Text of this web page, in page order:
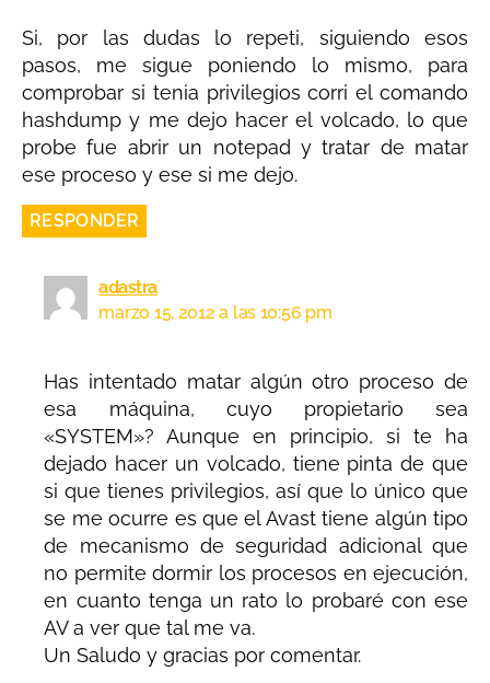
Si, por las dudas lo repeti, siguiendo esos
pasos, me sigue poniendo lo mismo, para
comprobar si tenia privilegios corri el comando
hashdump y me dejo hacer el volcado, lo que
probe fue abrir un notepad y tratar de matar
ese proceso y ese si me dejo.
RESPONDER
adastra
marzo 15, 2012 a las 10:56 pm
Has intentado matar algún otro proceso de
esa máquina, cuyo propietario sea
«SYSTEM»? Aunque en principio, si te ha
dejado hacer un volcado, tiene pinta de que
si que tienes privilegios, así que lo único que
se me ocurre es que el Avast tiene algún tipo
de mecanismo de seguridad adicional que
no permite dormir los procesos en ejecución,
en cuanto tenga un rato lo probaré con ese
AV a ver que tal me va.
Un Saludo y gracias por comentar.